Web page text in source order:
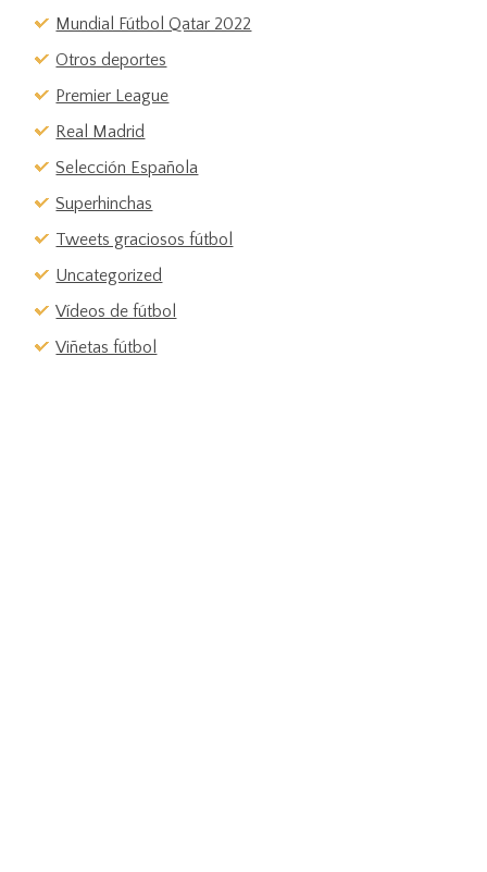
Mundial Fútbol Qatar 2022
Otros deportes
Premier League
Real Madrid
Selección Española
Superhinchas
Tweets graciosos fútbol
Uncategorized
Vídeos de fútbol
Viñetas fútbol